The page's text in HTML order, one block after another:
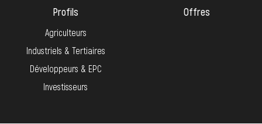
Profils
Agriculteurs
Industriels & Tertiaires
Développeurs & EPC
Investisseurs
Offres